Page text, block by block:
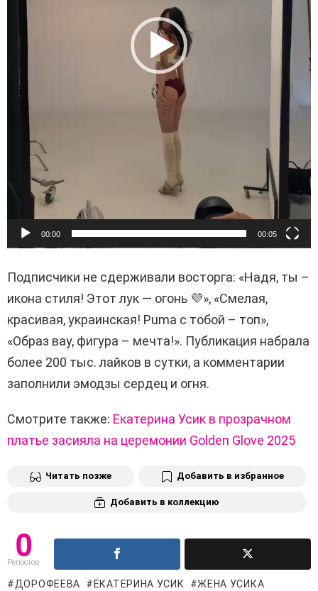
00:00 00:05
Подписчики не сдерживали восторга: «Надя, ты –
икона стиля! Этот лук — огонь 💜», «Смелая,
красивая, украинская! Puma с тобой – топ»,
«Образ вау, фигура – ​​мечта!». Публикация набрала
более 200 тыс. лайков в сутки, а комментарии
заполнили эмодзы сердец и огня.
Смотрите также: Екатерина Усик в прозрачном
платье засияла на церемонии Golden Glove 2025
Читать позже Добавить в избранное
Добавить в коллекцию
0
Репостов
ДОРОФЕЕВА ЕКАТЕРИНА УСИК
ЖЕНА УСИКА